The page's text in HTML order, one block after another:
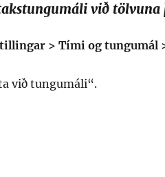
við tölvuna
> Tími og tungumál
við tungumáli“.